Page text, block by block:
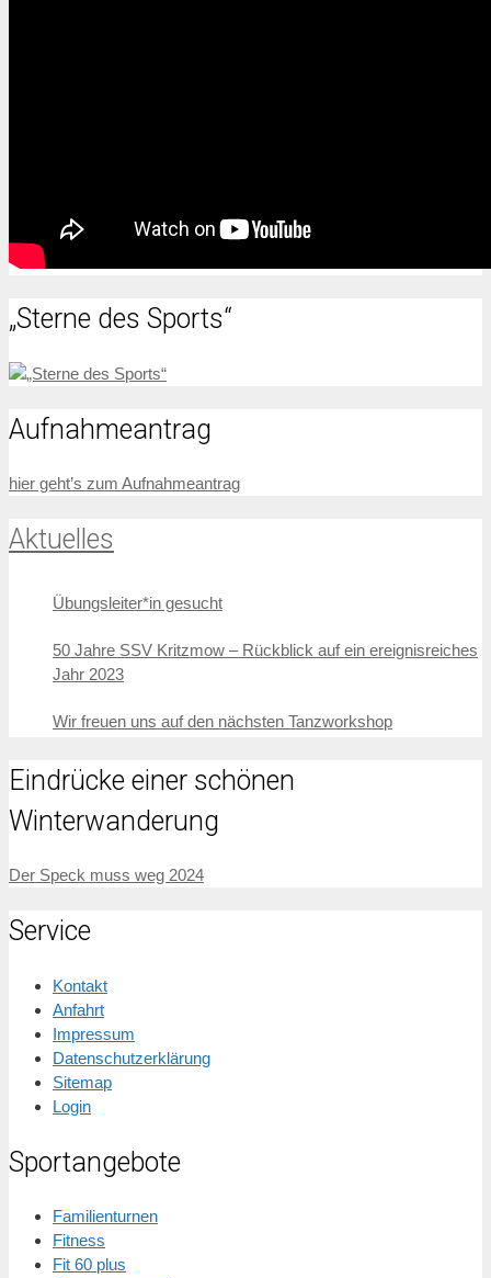
„Sterne des Sports“
Aufnahmeantrag
hier geht’s zum Aufnahmeantrag
Aktuelles
Übungsleiter*in gesucht
50 Jahre SSV Kritzmow – Rückblick auf ein ereignisreiches
Jahr 2023
Wir freuen uns auf den nächsten Tanzworkshop
Eindrücke einer schönen
Winterwanderung
Der Speck muss weg 2024
Service
Kontakt
Anfahrt
Impressum
Datenschutzerklärung
Sitemap
Login
Sportangebote
Familienturnen
Fitness
Fit 60 plus